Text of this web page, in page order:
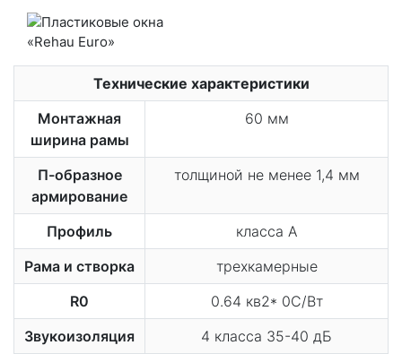
Технические характеристики
Монтажная
ширина рамы
60 мм
П-образное
армирование
толщиной не менее 1,4 мм
Профиль
класса А
Рама и створка
трехкамерные
R0
0.64 кв2* 0С/Вт
Звукоизоляция
4 класса 35-40 дБ